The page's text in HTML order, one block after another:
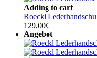
Adding to cart
Roeckl
129,00€
Angebot